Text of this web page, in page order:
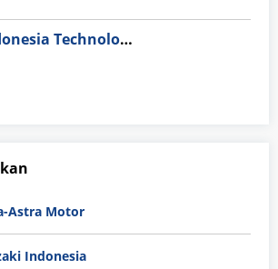
PT Everpro Indonesia Technologies
Astra Motor
Indonesia